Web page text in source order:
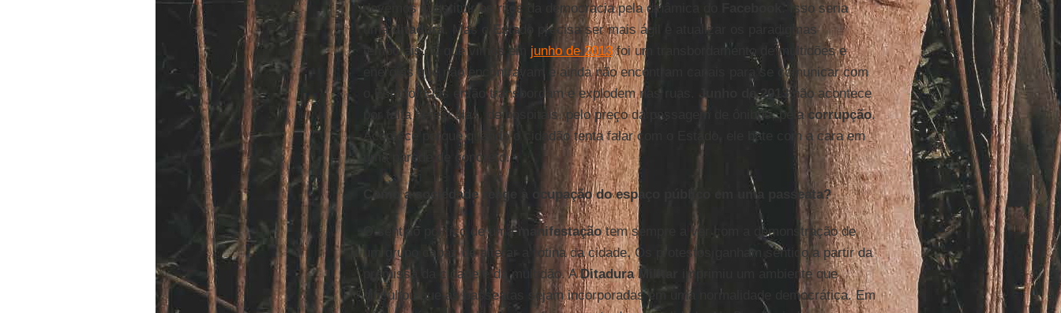
devemos substituir os ritos da democracia pela dinâmica do
. Isso seria
umaditadura
. Mas o Estado precisa ser mais ágil e atualizar os paradigmas
temporais. O que vimos em junho de 2013foi um transbordamento de multidões e
energias que não encontravam e ainda não encontram canais para se comunicar com
o Estado. Elas então transbordam e explodem nas ruas.
Junho de 2013não acontece
por falta de escolas, de hospitais, pelo preço da passagem de ônibus, pelacorrupção.
Acontece porque quando o cidadão tenta falar com o Estado, ele bate com a cara em
uma parede de concreto.
Como a sociedade reage à ocupação do espaço público em uma passeata?
O sentido político de uma manifestaçãotem sempre a ver com a demonstração de
um grupo capaz de alterar a rotina da cidade. Os protestos ganham sentido a partir da
premissa da cidade e da multidão. ADitadura Militar
imprimiu um ambiente que
dificultou que as passeatas sejam incorporadas em uma normalidade democrática. Em